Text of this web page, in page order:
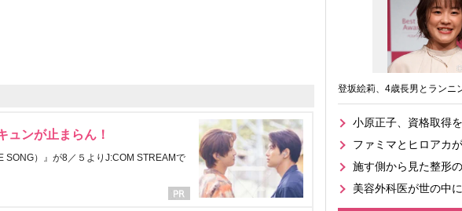
ュンが止まらん！
SONG）』が8／５よりJ:COM STREAMで
登坂絵莉、4歳長男とランニ
小原正子、資格取得
ファミマとヒロアカ
施す側から見た整形
美容外科医が世の中